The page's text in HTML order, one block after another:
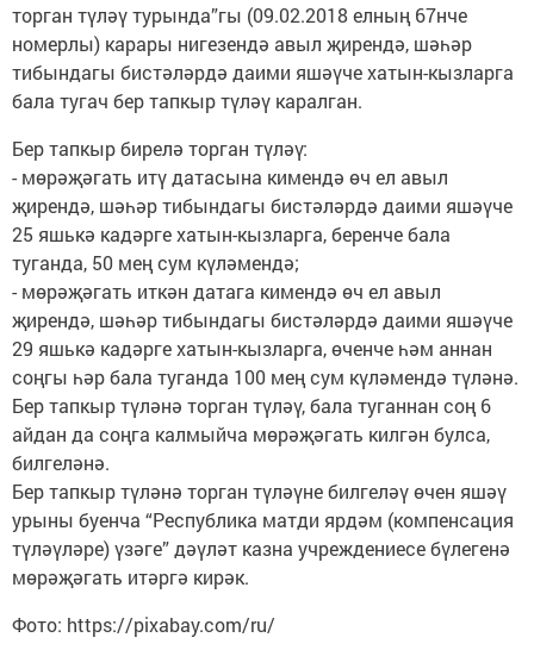
торган түләү турында”гы (09.02.2018 елның 67нче
номерлы) карары нигезендә авыл җирендә, шәһәр
тибындагы бистәләрдә даими яшәүче хатын-кызларга
бала тугач бер тапкыр түләү каралган.
Бер тапкыр бирелә торган түләү:
- мөрәҗәгать итү датасына кимендә өч ел авыл
җирендә, шәһәр тибындагы бистәләрдә даими яшәүче
25 яшькә кадәрге хатын-кызларга, беренче бала
туганда, 50 мең сум күләмендә;
- мөрәҗәгать иткән датага кимендә өч ел авыл
җирендә, шәһәр тибындагы бистәләрдә даими яшәүче
29 яшькә кадәрге хатын-кызларга, өченче һәм аннан
соңгы һәр бала туганда 100 мең сум күләмендә түләнә.
Бер тапкыр түләнә торган түләү, бала туганнан соң 6
айдан да соңга калмыйча мөрәҗәгать килгән булса,
билгеләнә.
Бер тапкыр түләнә торган түләүне билгеләү өчен яшәү
урыны буенча “Республика матди ярдәм (компенсация
түләүләре) үзәге” дәүләт казна учреждениесе бүлегенә
мөрәҗәгать итәргә кирәк.
Фото: https://pixabay.com/ru/